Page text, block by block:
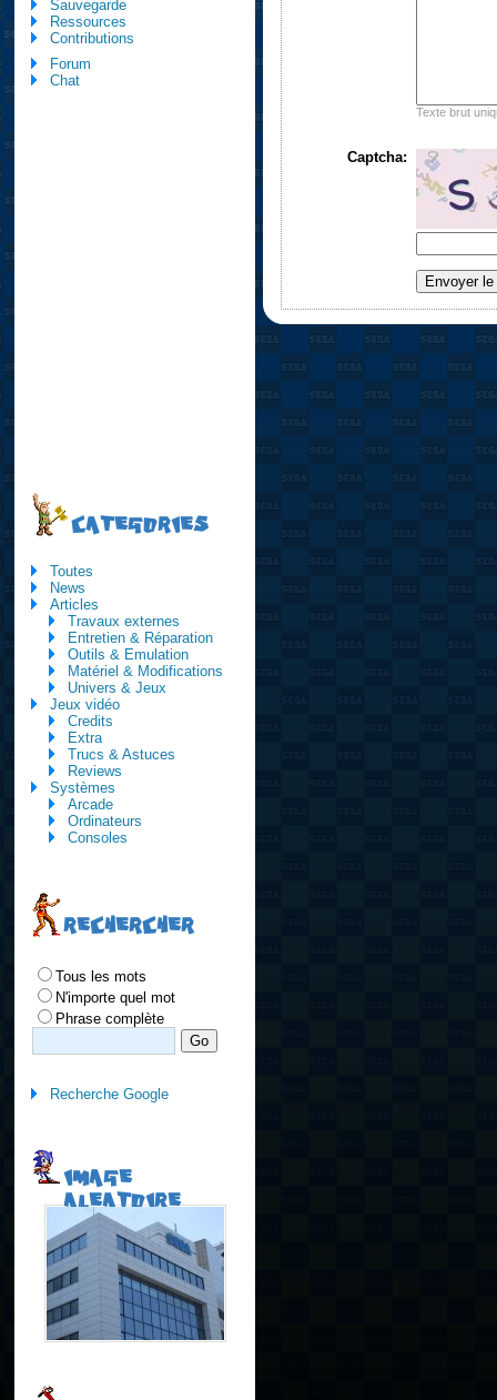
Texte brut
Captcha:
Sauvegarde
Ressources
Contributions
Forum
Chat
CATEGORIES
Toutes
News
Articles
Travaux externes
Entretien & Réparation
Outils & Emulation
Matériel & Modifications
Univers & Jeux
Jeux vidéo
Credits
Extra
Trucs & Astuces
Reviews
Systèmes
Arcade
Ordinateurs
Consoles
RECHERCHER
Tous les mots
N'importe quel mot
Phrase complète
Recherche Google
IMAGE
ALEATOIRE